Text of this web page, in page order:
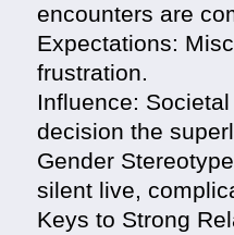
encounters are
Expectations:
frustration.
Influence:
decision the
Gender
silent live,
Keys to Strong